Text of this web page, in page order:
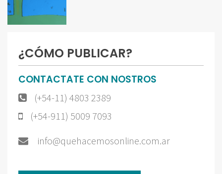
¿CÓMO PUBLICAR?
CONTACTATE CON NOSTROS
(+54-11) 4803 2389
(+54-911) 5009 7093
info@quehacemosonline.com.ar